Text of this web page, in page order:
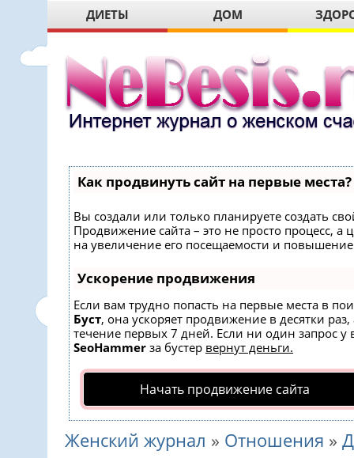
ДИЕТЫ ДОМ
Как продвинуть сайт на первые места?
Вы создали или только планируете создать
Продвижение сайта – это не просто процесс,
на увеличение его посещаемости и
Ускорение продвижения
Если вам трудно попасть на первые места в
Буст, она ускоряет продвижение в десятки
течение первых 7 дней. Если ни один запрос у
SeoHammer за бустер вернут деньги.
Начать продвижение сайта
Женский журнал » Отношения »